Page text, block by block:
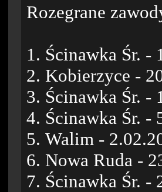
Rozegrane
1. Ścinawka Śr. -
2. Kobierzyce -
3. Ścinawka Śr. -
4. Ścinawka Śr. -
5. Walim -
6. Nowa Ruda -
7. Ścinawka Śr. -